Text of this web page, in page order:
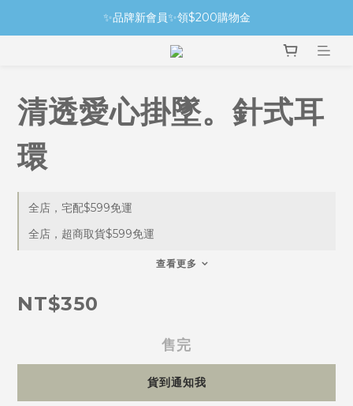
✨品牌新會員✨領$200購物金
清透愛心掛墜。針式耳
環
全店，宅配$599免運
全店，超商取貨$599免運
查看更多
NT$350
售完
貨到通知我